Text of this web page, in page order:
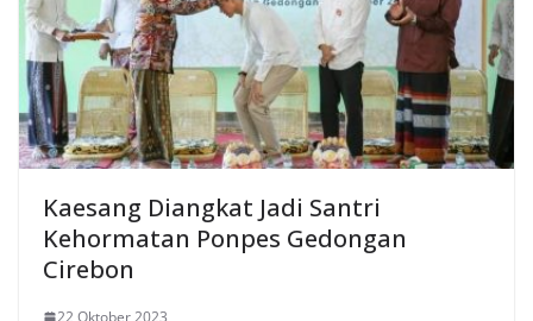
Kaesang Diangkat Jadi Santri
Kehormatan Ponpes Gedongan
Cirebon
22 Oktober 2023